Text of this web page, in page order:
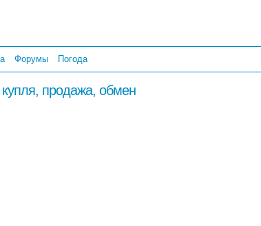
Форумы Погода
продажа, обмен